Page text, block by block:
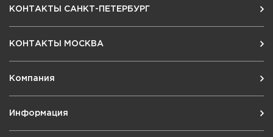
КОНТАКТЫ САНКТ-ПЕТЕРБУРГ
КОНТАКТЫ МОСКВА
Компания
Информация